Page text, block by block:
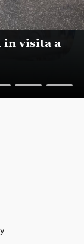
visita a